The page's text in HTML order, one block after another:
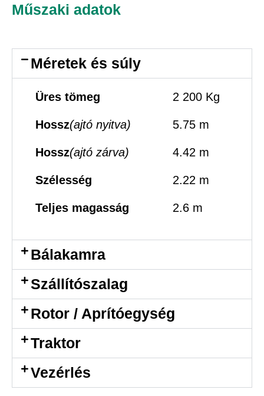
Műszaki adatok
Méretek és súly
Üres tömeg 2 200 Kg
Hossz(ajtó nyitva) 5.75 m
Hossz(ajtó zárva) 4.42 m
Szélesség 2.22 m
Teljes magasság 2.6 m
Bálakamra
Szállítószalag
Rotor / Aprítóegység
Traktor
Vezérlés